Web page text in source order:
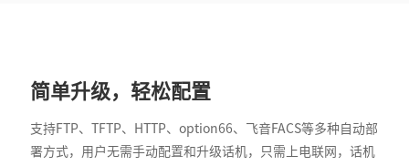
简单升级，轻松配置
支持FTP、TFTP、HTTP、option66、飞音FACS等多种自动部
署方式，用户无需手动配置和升级话机，只需上电联网，话机